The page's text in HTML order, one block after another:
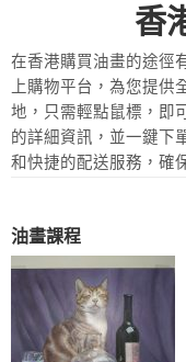
香
在香港購買油畫的途徑
上購物平台，為您提
地，只需輕點鼠標，即
的詳細資訊，並一鍵下
和快捷的配送服務，確
油畫課程